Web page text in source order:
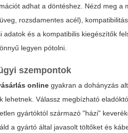
adhat a döntéshez. Nézd meg
rozsdamentes acél),
adatok és a kompatibilis kiegészítők
legyen pótolni.
szempontok
online gyakran a dohányzás
lehetnek. Válassz megbízható
gyártóktól származó "házi"
a gyártó által javasolt töltőket és